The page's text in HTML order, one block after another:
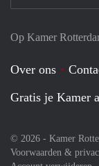
Op Kamer
Over ons
Gratis je Kamer
© 2026 - Kamer
Voorwaarden &